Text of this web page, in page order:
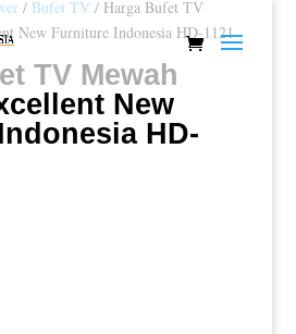
/ Bufet TV / Harga Bufet TV
New Furniture Indonesia HD-1121
TV Mewah
New
HD-